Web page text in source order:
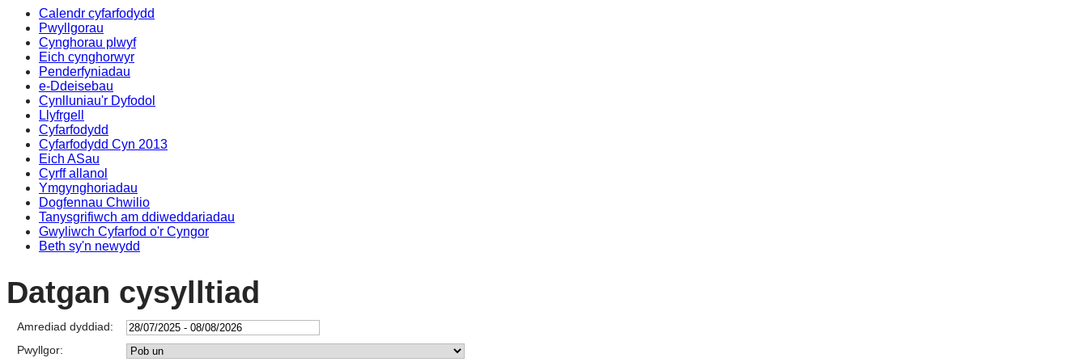
Calendr cyfarfodydd
Pwyllgorau
Cynghorau plwyf
Eich cynghorwyr
Penderfyniadau
e-Ddeisebau
Cynlluniau'r Dyfodol
Llyfrgell
Cyfarfodydd
Cyfarfodydd Cyn 2013
Eich ASau
Cyrff allanol
Ymgynghoriadau
Dogfennau Chwilio
Tanysgrifiwch am ddiweddariadau
Gwyliwch Cyfarfod o'r Cyngor
Beth sy'n newydd
Datgan cysylltiad
Amrediad dyddiad:
Pwyllgor: